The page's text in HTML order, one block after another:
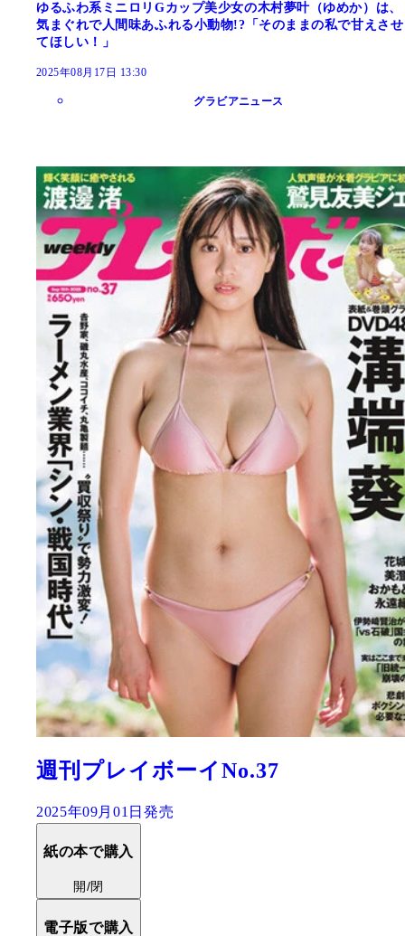
ゆるふわ系ミニロリGカップ美少女の木村夢叶（ゆめか）は、
気まぐれで人間味あふれる小動物!?「そのままの私で甘えさせ
てほしい！」
2025年08月17日 13:30
グラビアニュース
週刊プレイボーイNo.37
2025年09月01日発売
紙の本で購入
開/閉
電子版で購入